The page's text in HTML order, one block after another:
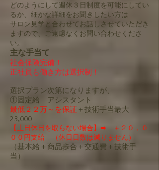
どのようにして週休３日制度を可能にしてい
るか、細かな詳細をお聞きしたい方は
サロン見学と合わせてお話しさせていただき
ますので、ご遠慮なくお問い合わせくださ
い。
主な手当て
社会保険完備！
正社員も働き方は選択制！
選択プラン次第になりますが、
①固定給 アシスタント
最低２２万～を保証 ＋技術手当最大
23,000
【土日休日を取らない場合】➡ ＋２０，０
００円支給 （休日日数は減りません）
（基本給＋商品歩合＋交通費＋技術手
当）